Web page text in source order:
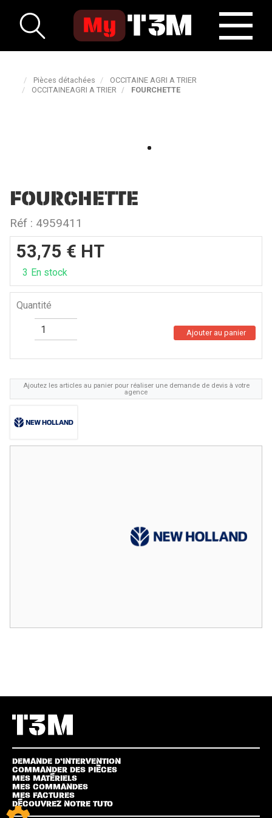
Pièces détachées
OCCITAINE AGRI A TRIER
OCCITAINEAGRI A TRIER
FOURCHETTE
FOURCHETTE
Réf : 4959411
Ajoutez les articles au panier pour réaliser une demande de devis à votre
agence
53,75 € HT
3 En stock
Quantité
Ajouter au panier
DEMANDE D’INTERVENTION
COMMANDER DES PIÈCES
MES MATÉRIELS
MES COMMANDES
MES FACTURES
DÉCOUVREZ NOTRE TUTO